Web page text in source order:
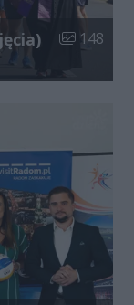
Liczba
148